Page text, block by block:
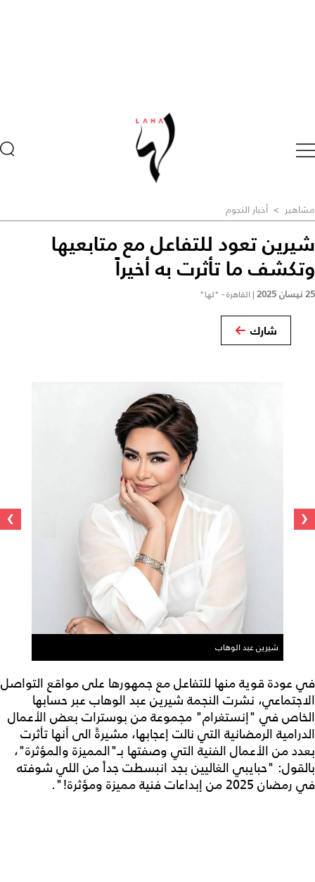
مشاهير > أخبار النجوم
شيرين تعود للتفاعل مع متابعيها
وتكشف ما تأثرت به أخيراً
25 نيسان 2025 | القاهرة - "لها"
شارك
شيرين عبد الوهاب
‹
›
في عودة قوية منها للتفاعل مع جمهورها على مواقع التواصل
الاجتماعي، نشرت النجمة شيرين عبد الوهاب عبر حسابها
الخاص في "إنستغرام" مجموعة من بوسترات بعض الأعمال
الدرامية الرمضانية التي نالت إعجابها، مشيرةً الى أنها تأثرت
بعدد من الأعمال الفنية التي وصفتها بـ"المميزة والمؤثرة"،
بالقول: "حبايبي الغاليين بجد انبسطت جداً من اللي شوفته
في رمضان 2025 من إبداعات فنية مميزة ومؤثرة!".